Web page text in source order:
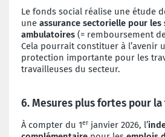
Le fonds social réalise une étude
une assurance sectorielle pour les
ambulatoires (= remboursement
Cela pourrait constituer à l’avenir
protection importante pour les
travailleuses du secteur.
6. Mesures plus fortes pour
À compter du 1er janvier 2026, l’